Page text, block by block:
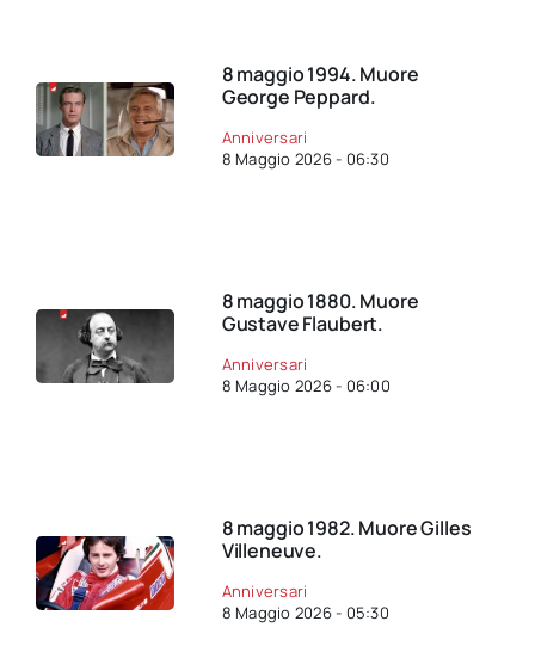
8 maggio 1994. Muore
George Peppard.
Anniversari
8 Maggio 2026 - 06:30
8 maggio 1880. Muore
Gustave Flaubert.
Anniversari
8 Maggio 2026 - 06:00
8 maggio 1982. Muore Gilles
Villeneuve.
Anniversari
8 Maggio 2026 - 05:30